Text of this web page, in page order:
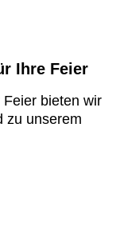
Ihre Feier
bieten wir
zu unserem